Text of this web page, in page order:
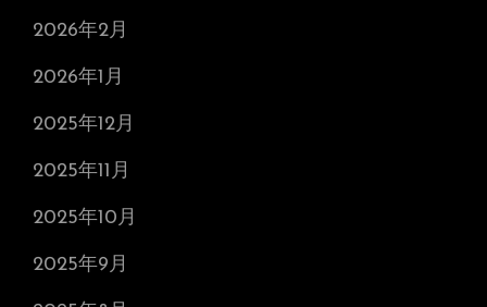
2026年2月
2026年1月
2025年12月
2025年11月
2025年10月
2025年9月